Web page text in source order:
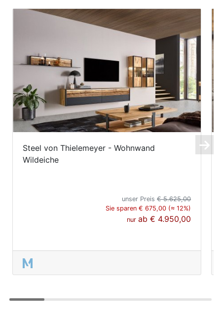
Steel von Thielemeyer - Wohnwand
Wildeiche
unser Preis€ 5.625,00
Sie sparen € 675,00 (≈ 12%)
nurab€ 4.950,00